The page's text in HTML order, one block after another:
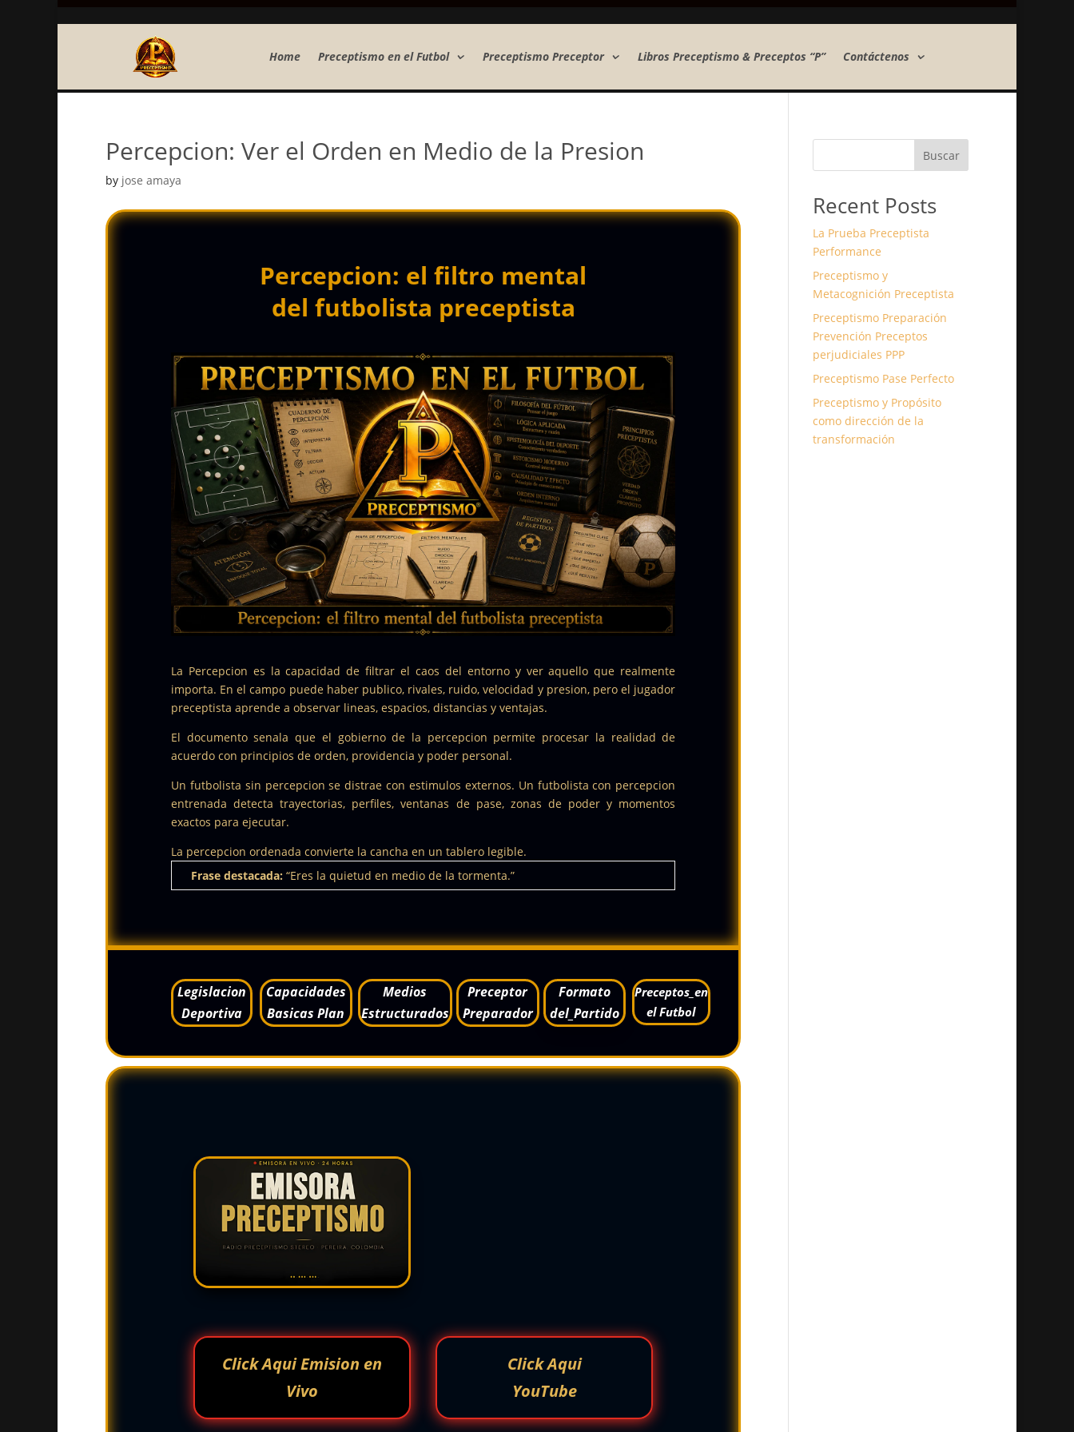
Home Preceptismo en el Futbol Preceptismo Preceptor Libros Preceptismo & Preceptos “P” Contáctenos
Percepcion: Ver el Orden en Medio de la Presion
by jose amaya
Percepcion: el filtro mental
del futbolista preceptista
La Percepcion es la capacidad de filtrar el caos del entorno y ver aquello que realmente
importa. En el campo puede haber publico, rivales, ruido, velocidad y presion, pero el jugador
preceptista aprende a observar lineas, espacios, distancias y ventajas.
El documento senala que el gobierno de la percepcion permite procesar la realidad de
acuerdo con principios de orden, providencia y poder personal.
Un futbolista sin percepcion se distrae con estimulos externos. Un futbolista con percepcion
entrenada detecta trayectorias, perfiles, ventanas de pase, zonas de poder y momentos
exactos para ejecutar.
La percepcion ordenada convierte la cancha en un tablero legible.
Frase destacada: “Eres la quietud en medio de la tormenta.”
Legislacion
Deportiva
Capacidades
Basicas Plan
Medios
Estructurados
Preceptor
Preparador
Formato
del_Partido
Preceptos_en
el Futbol
Click Aqui Emision en
Vivo
Click Aqui
YouTube
Buscar
Recent Posts
La Prueba Preceptista
Performance
Preceptismo y
Metacognición Preceptista
Preceptismo Preparación
Prevención Preceptos
perjudiciales PPP
Preceptismo Pase Perfecto
Preceptismo y Propósito
como dirección de la
transformación